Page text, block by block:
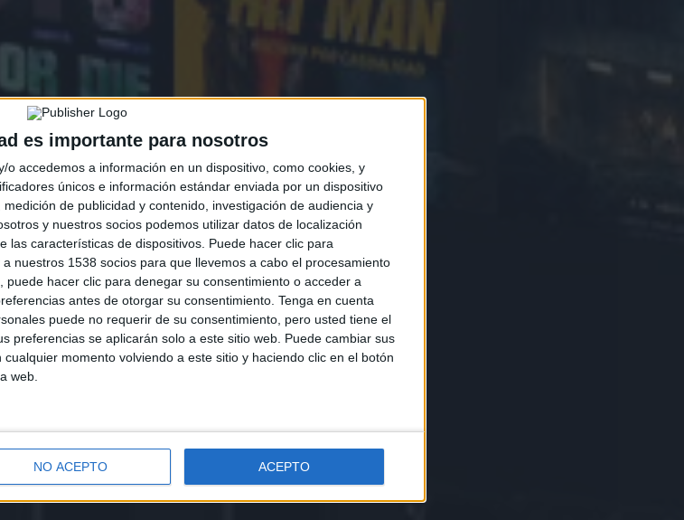
es importante para nosotros
o accedemos a información en un dispositivo, como cookies, y
únicos e información estándar enviada por un dispositivo
de publicidad y contenido, investigación de audiencia y
y nuestros socios podemos utilizar datos de localización
las características de dispositivos. Puede hacer clic para
nuestros 1538 socios para que llevemos a cabo el procesamiento
hacer clic para denegar su consentimiento o acceder a
antes de otorgar su consentimiento. Tenga en cuenta
puede no requerir de su consentimiento, pero usted tiene el
preferencias se aplicarán solo a este sitio web. Puede cambiar sus
momento volviendo a este sitio y haciendo clic en el botón
web.
NO ACEPTO ACEPTO